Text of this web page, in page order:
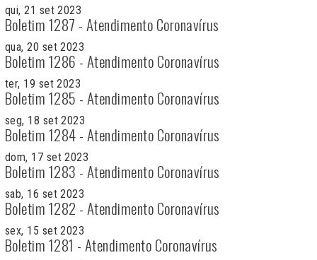
qui, 21 set 2023
Boletim 1287 - Atendimento Coronavírus
qua, 20 set 2023
Boletim 1286 - Atendimento Coronavírus
ter, 19 set 2023
Boletim 1285 - Atendimento Coronavírus
seg, 18 set 2023
Boletim 1284 - Atendimento Coronavírus
dom, 17 set 2023
Boletim 1283 - Atendimento Coronavírus
sab, 16 set 2023
Boletim 1282 - Atendimento Coronavírus
sex, 15 set 2023
Boletim 1281 - Atendimento Coronavírus